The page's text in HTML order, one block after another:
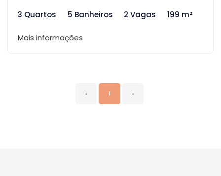
3 Quartos
5 Banheiros 2 Vagas 199 m²
Mais informações
‹ 1 ›